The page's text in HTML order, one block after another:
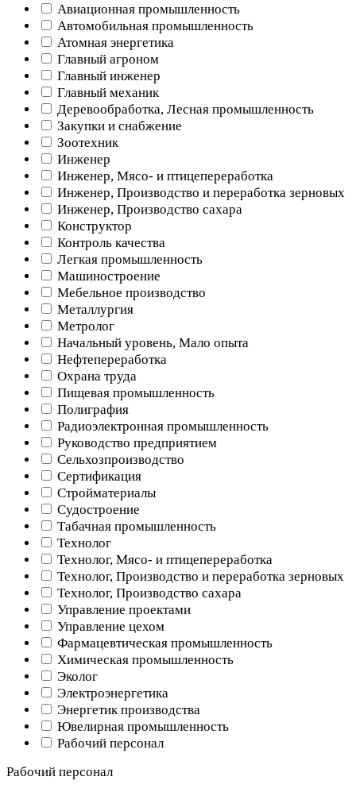
Авиационная промышленность
Автомобильная промышленность
Атомная энергетика
Главный агроном
Главный инженер
Главный механик
Деревообработка, Лесная промышленность
Закупки и снабжение
Зоотехник
Инженер
Инженер, Мясо- и птицепереработка
Инженер, Производство и переработка зерновых
Инженер, Производство сахара
Конструктор
Контроль качества
Легкая промышленность
Машиностроение
Мебельное производство
Металлургия
Метролог
Начальный уровень, Мало опыта
Нефтепереработка
Охрана труда
Пищевая промышленность
Полиграфия
Радиоэлектронная промышленность
Руководство предприятием
Сельхозпроизводство
Сертификация
Стройматериалы
Судостроение
Табачная промышленность
Технолог
Технолог, Мясо- и птицепереработка
Технолог, Производство и переработка зерновых
Технолог, Производство сахара
Управление проектами
Управление цехом
Фармацевтическая промышленность
Химическая промышленность
Эколог
Электроэнергетика
Энергетик производства
Ювелирная промышленность
Рабочий персонал
Рабочий персонал